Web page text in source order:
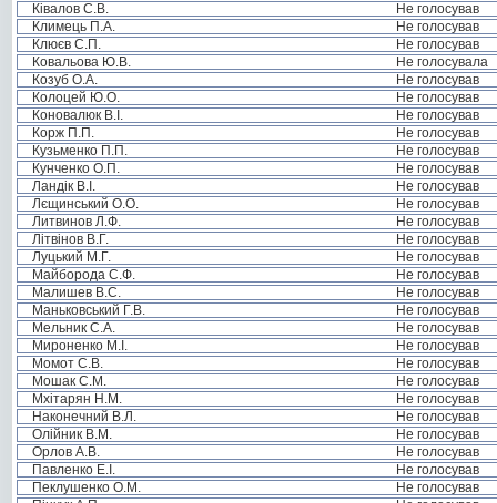
Ківалов С.В.
Не голосував
Климець П.А.
Не голосував
Клюєв С.П.
Не голосував
Ковальова Ю.В.
Не голосувала
Козуб О.А.
Не голосував
Колоцей Ю.О.
Не голосував
Коновалюк В.І.
Не голосував
Корж П.П.
Не голосував
Кузьменко П.П.
Не голосував
Кунченко О.П.
Не голосував
Ландік В.І.
Не голосував
Лєщинський О.О.
Не голосував
Литвинов Л.Ф.
Не голосував
Літвінов В.Г.
Не голосував
Луцький М.Г.
Не голосував
Майборода С.Ф.
Не голосував
Малишев В.С.
Не голосував
Маньковський Г.В.
Не голосував
Мельник С.А.
Не голосував
Мироненко М.І.
Не голосував
Момот С.В.
Не голосував
Мошак С.М.
Не голосував
Мхітарян Н.М.
Не голосував
Наконечний В.Л.
Не голосував
Олійник В.М.
Не голосував
Орлов А.В.
Не голосував
Павленко Е.І.
Не голосував
Пеклушенко О.М.
Не голосував